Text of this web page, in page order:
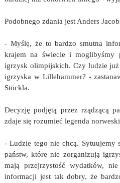
Podobnego zdania jest Anders
- Myślę, że to bardzo smutna
krajem na świecie i moglibyśmy
igrzysk olimpijskich. Czy ludzie już
igrzyska w Lillehammer? -
Stöckla.
Decyzję podjętą przez rządzącą
zdaje się rozumieć legenda
- Ludzie tego nie chcą. Sytuujemy
państw, które nie zorganizują
mają przejrzystość wydatków,
informacji jest tak dobry, że